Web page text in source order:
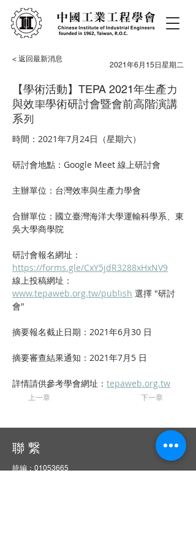
< 返回最新消息
2021年6月15日星期二
【學術活動】TEPA 2021年生產力
與效率學術研討會暨會前高階演講
系列
時間：2021年7月24日（星期六）
研討會地點：Google Meet 線上研討會
主辦單位：台灣效率與生產力學會
合辦單位：國立臺灣海洋大學運輸科學系、東
吳大學商學院
研討會報名網址：
https://forms.gle/CxY5jdR3288xHxNV9
線上投稿網址：
www.tepaweb.org.tw/publish 選擇 "研討
會"
摘要報名截止日期：2021年6月30 日
摘要審查結果通知：2021年7月5 日
詳情請供參考學會網址： tepaweb.org.tw
上一章 下一章
聯 繋
統編：01053665